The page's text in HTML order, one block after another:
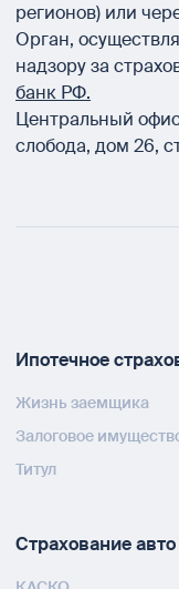
регионов) или
Орган,
надзору за
банк РФ.
Центральный
слобода, дом 26,
Ипотечное
Жизнь заемщика
Залоговое
Титул
Страхование авто